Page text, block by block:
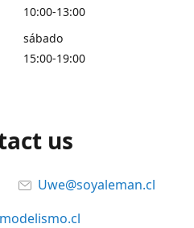
10:00-13:00
sábado
15:00-19:00
us
Uwe@soyaleman.cl